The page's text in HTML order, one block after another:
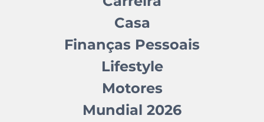
Casa
Finanças Pessoais
Lifestyle
Motores
Mundial 2026